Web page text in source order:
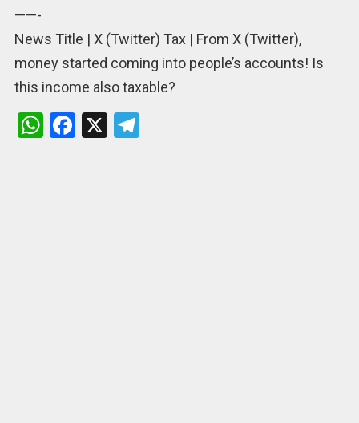
——-
News Title | X (Twitter) Tax | From X (Twitter),
money started coming into people’s accounts! Is
this income also taxable?
W F X T